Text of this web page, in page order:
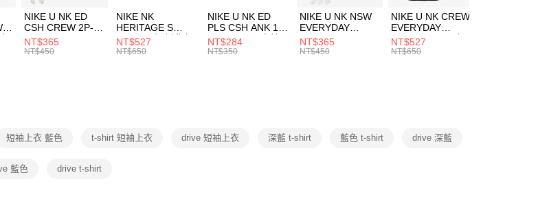
３．收到繳費通知簡訊後14天內，點擊此簡訊中的連結，可透過四大超商
／ATM／網路銀行／等多元方式進行付款，方視為交易完成。
※ 請注意：結帳手續完成當下不需立刻繳費，但若您需要取消訂單，請聯
絡購買商品的店家。未經商家同意取消之訂單仍視為有效，需透過AFTEE
先享後付繳納相關費用。
交易，需依本服務之必要範圍內提供個人資料，並將交易相關給付款項請
付款後門市自取
每筆NT$100，滿NT$1,500(含以上)免運費
NIKE U NK ED
CSH CREW 2P-
144 EMBRDY 男
女 短統襪
NT$365
NT$450
NIKE NK
HERITAGE S
SMIT 男女 側背包
BA5871010
NT$527
NT$650
NIKE U NK ED
PLS CSH ANK 1P
144 DBL 男 中統
襪 DH4058104
NT$284
NT$350
NIKE U NK NSW
EVERYDAY
ESSENTIAL CR
男女 短統襪
NT$365
NT$450
NIKE U NK CREW
EVERYDAY
BBALL 3PR 男女
長統襪
NT$527
NT$650
短袖上衣 藍色 t-shirt 短袖上衣 drive 短袖上衣 深藍 t-shirt 藍色 t-shirt drive 深藍
藍色 drive t-shirt